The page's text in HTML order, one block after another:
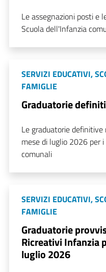
Le assegnazioni posti e
Scuola dell'Infanzia
SERVIZI EDUCATIVI,
FAMIGLIE
Graduatorie
Le graduatorie
mese di luglio 2026 per
comunali
SERVIZI EDUCATIVI,
FAMIGLIE
Graduatorie
Ricreativi Infanzia
luglio 2026